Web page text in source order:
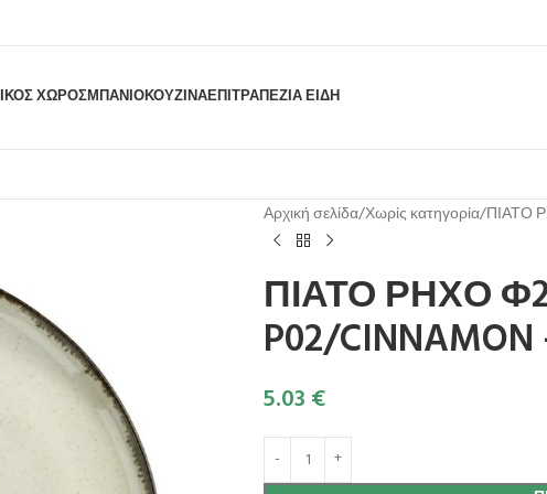
ΧΩΡΟΣΜΠΆΝΙΟΚΟΥΖΊΝΑΕΠΙΤΡΑΠΈΖΙΑ ΕΊΔΗ
Αρχική σελίδα Χωρίς κατηγορία ΠΙΑΤΟ
ΠΙΑΤΟ ΡΗΧΟ
P02/CINNAMON
5.03 €